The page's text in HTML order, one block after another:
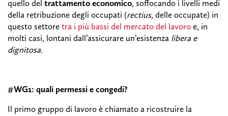
quello del trattamento economico, soffocando i livelli medi
della retribuzione degli occupati (rectius, delle occupate) in
questo settore tra i più bassi del mercato del lavoro e, in
molti casi, lontani dall’assicurare un’esistenza libera e
dignitosa.
#WG1: quali permessi e congedi?
Il primo gruppo di lavoro è chiamato a ricostruire la